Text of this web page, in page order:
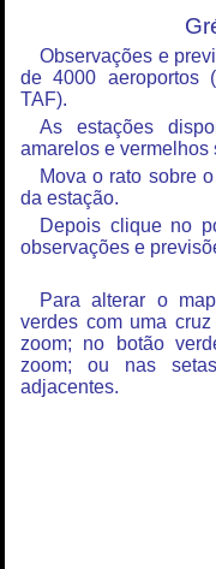
Observações e
de 4000 aeroportos
TAF).
As estações
amarelos e vermelhos
Mova o rato sobre
da estação.
Depois clique no
observações e
Para alterar o
verdes com uma
zoom; no botão
zoom; ou nas
adjacentes.